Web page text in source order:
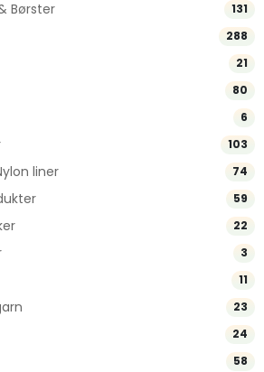
Børster 131
288
21
80
6
103
liner 74
59
22
3
11
23
24
58